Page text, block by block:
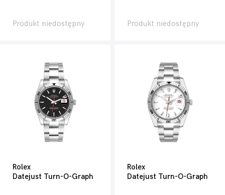
Produkt niedostępny Produkt niedostępny
Rolex
Datejust Turn-O-Graph
Rolex
Datejust Turn-O-Graph